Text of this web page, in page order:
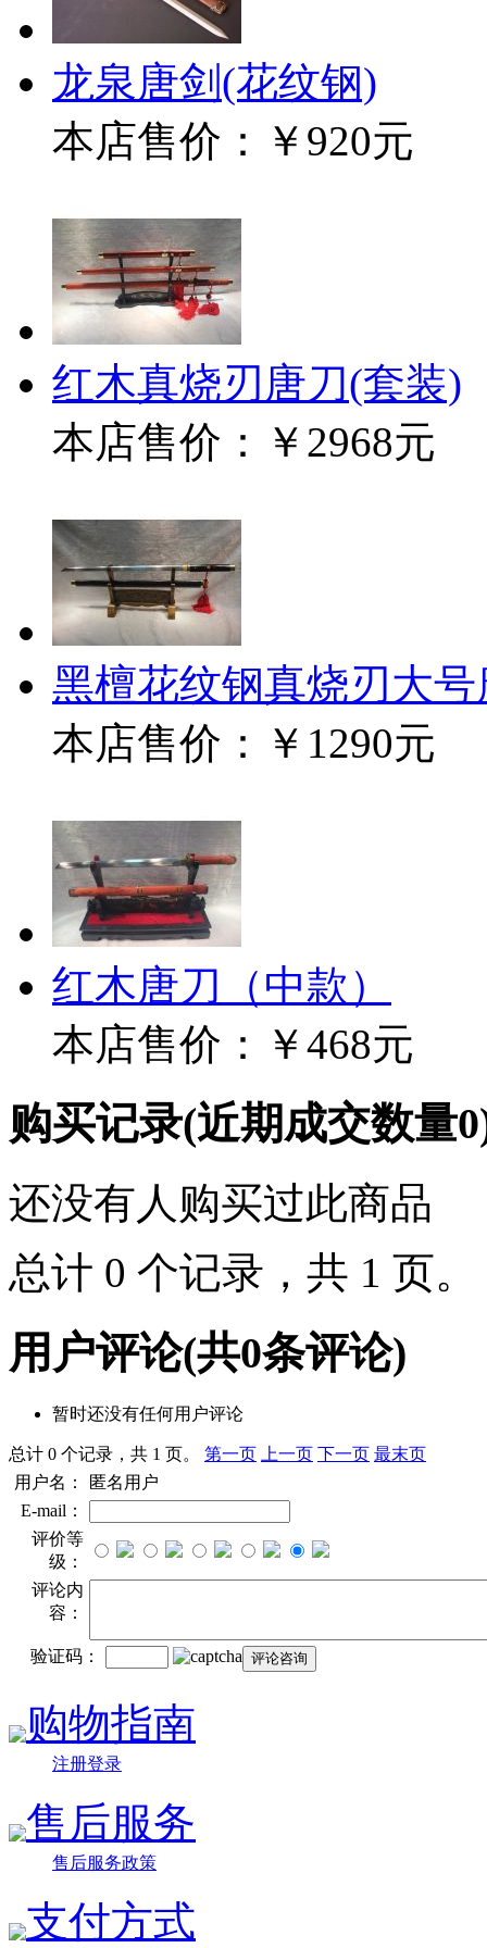
龙泉唐剑(花纹钢)
本店售价：
￥920元
红木真烧刃唐刀(套装)
本店售价：
￥2968元
黑檀花纹钢真烧刃大号
本店售价：
￥1290元
红木唐刀（中款）
本店售价：
￥468元
购买记录(近期成交数量0
还没有人购买过此商品
总计 0 个记录，共 1 页。
用户评论(共0条评论)
暂时还没有任何用户评论
总计 0 个记录，共 1 页。 第一页 上一页 下一页 最末页
用户名：
匿名用户
E-mail：
评价等
级：
评论内
容：
验证码：
购物指南
注册登录
售后服务
售后服务政策
支付方式